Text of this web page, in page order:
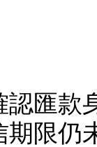
匯款
限仍